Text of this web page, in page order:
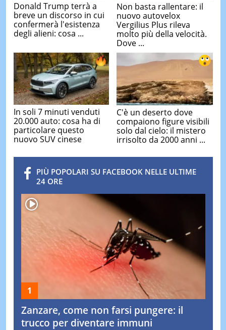
Donald Trump terrà a
breve un discorso in cui
confermerà l'esistenza
degli alieni: cosa ...
Non basta rallentare: il
nuovo autovelox
Vergilius Plus rileva
molto più della velocità.
Dove ...
In soli 7 minuti venduti
20.000 auto: cosa ha di
particolare questo
nuovo SUV cinese
C'è un deserto dove
compaiono figure visibili
solo dal cielo: il mistero
irrisolto da 2000 anni ...
PIÙ POPOLARI SU FACEBOOK NELLE ULTIME
24 ORE
Zanzare, come non farsi pungere: il
trucco per diventare immuni